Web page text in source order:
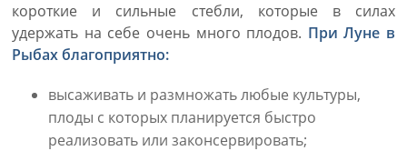
короткие и сильные стебли, которые в силах
удержать на себе очень много плодов. При Луне в
Рыбах благоприятно:
высаживать и размножать любые культуры,
плоды с которых планируется быстро
реализовать или законсервировать;